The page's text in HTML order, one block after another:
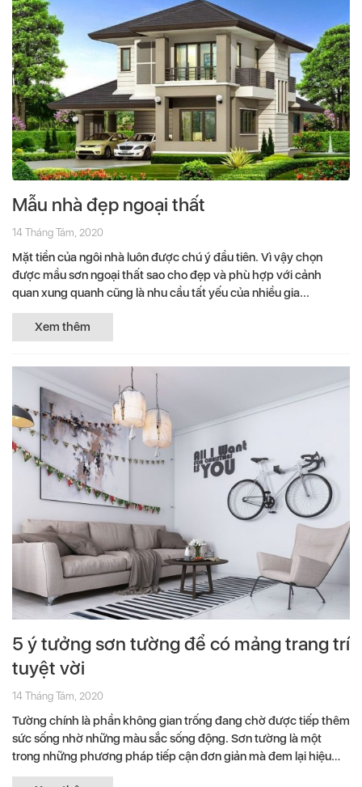
Mẫu nhà đẹp ngoại thất
14 Tháng Tám, 2020
Mặt tiền của ngôi nhà luôn được chú ý đầu tiên. Vì vậy chọn
được mầu sơn ngoại thất sao cho đẹp và phù hợp với cảnh
quan xung quanh cũng là nhu cầu tất yếu của nhiều gia...
Xem thêm
5 ý tưởng sơn tường để có mảng trang trí
tuyệt vời
14 Tháng Tám, 2020
Tường chính là phần không gian trống đang chờ được tiếp thêm
sức sống nhờ những màu sắc sống động. Sơn tường là một
trong những phương pháp tiếp cận đơn giản mà đem lại hiệu
quả nhất. Nếu...